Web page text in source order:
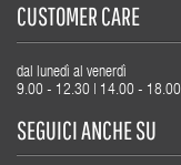
CUSTOMER CARE
dal lunedì al venerdì
9.00 - 12.30 | 14.00 - 18.00
SEGUICI ANCHE SU